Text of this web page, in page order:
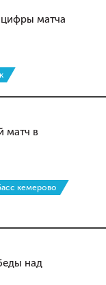
цифры матча
матч в
кемерово
над